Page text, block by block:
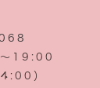
～19:00
）